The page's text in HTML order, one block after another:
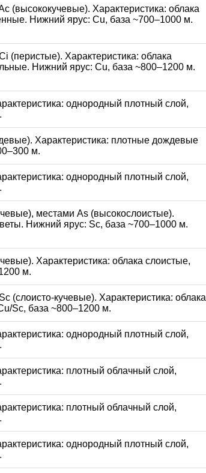
(высококучевые). Характеристика: облака
Нижний ярус: Cu, база ~700–1000 м.
(перистые). Характеристика: облака
Нижний ярус: Cu, база ~800–1200 м.
однородный плотный слой,
Характеристика: плотные дождевые
м.
однородный плотный слой,
местами As (высокослоистые).
Нижний ярус: Sc, база ~700–1000 м.
Характеристика: облака слоистые,
м.
(слоисто-кучевые). Характеристика: облака
Sc, база ~800–1200 м.
однородный плотный слой,
плотный облачный слой,
плотный облачный слой,
однородный плотный слой,